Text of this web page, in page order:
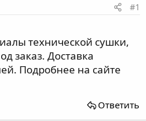
#1
технической сушки,
заказ. Доставка
Подробнее на сайте
Ответить